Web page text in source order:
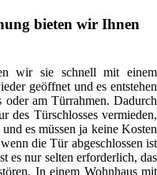
bieten wir Ihnen
wir sie schnell mit einem
geöffnet und es entstehen
oder am Türrahmen. Dadurch
des Türschlosses vermieden,
es müssen ja keine Kosten
die Tür abgeschlossen ist
es nur selten erforderlich, das
In einem Wohnhaus mit